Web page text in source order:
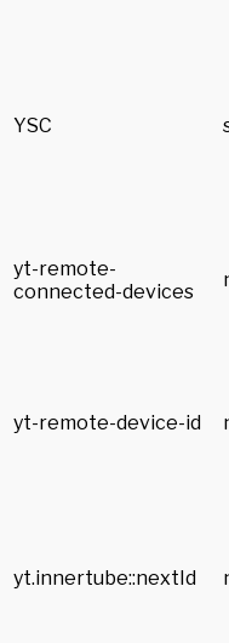
YSC
yt-remote-
connected-devices
yt-remote-device-id
yt.innertube::nextId